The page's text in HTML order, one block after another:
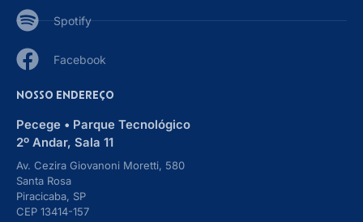
Spotify
Facebook
NOSSO ENDEREÇO
Pecege • Parque Tecnológico
2º Andar, Sala 11
Av. Cezira Giovanoni Moretti, 580
Santa Rosa
Piracicaba, SP
CEP 13414-157